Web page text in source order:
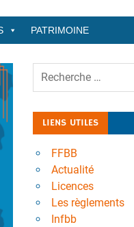
PATRIMOINE
LIENS UTILES
FFBB
Actualité
Licences
Les règlements
Infbb